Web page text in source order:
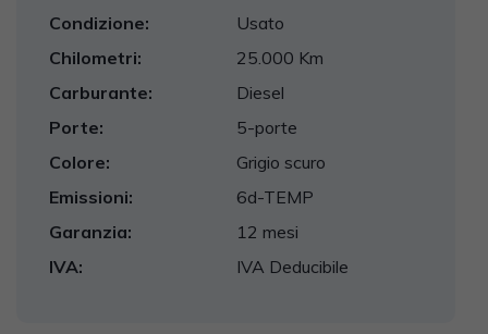
Condizione:
Usato
Chilometri:
25.000 Km
Carburante:
Diesel
Porte:
5-porte
Colore:
Grigio scuro
Emissioni:
6d-TEMP
Garanzia:
12 mesi
IVA:
IVA Deducibile